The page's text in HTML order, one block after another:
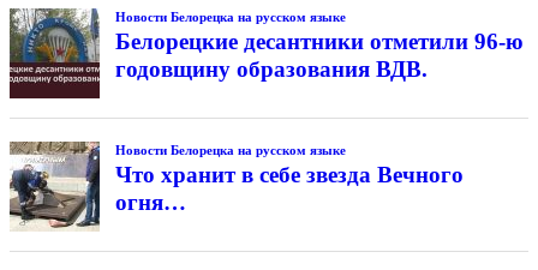
Новости Белорецка на русском языке
Белорецкие десантники отметили 96-ю
годовщину образования ВДВ.
Новости Белорецка на русском языке
Что хранит в себе звезда Вечного
огня…